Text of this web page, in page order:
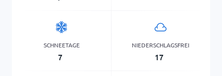
SCHNEETAGE
7
NIEDERSCHLAGSFREI
17